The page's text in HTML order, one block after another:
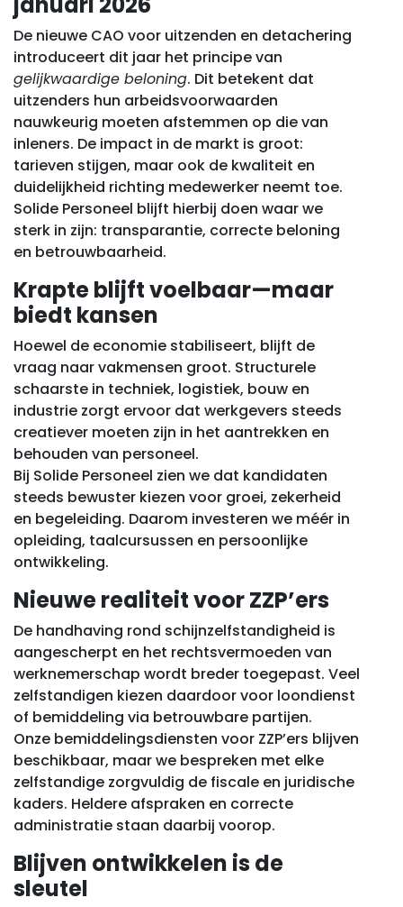
De nieuwe CAO voor uitzenden en detachering
introduceert dit jaar het principe van
gelijkwaardige beloning. Dit betekent dat
uitzenders hun arbeidsvoorwaarden
nauwkeurig moeten afstemmen op die van
inleners. De impact in de markt is groot:
tarieven stijgen, maar ook de kwaliteit en
duidelijkheid richting medewerker neemt toe.
Solide Personeel blijft hierbij doen waar we
sterk in zijn: transparantie, correcte beloning
en betrouwbaarheid.
Krapte blijft voelbaar—maar
biedt kansen
Hoewel de economie stabiliseert, blijft de
vraag naar vakmensen groot. Structurele
schaarste in techniek, logistiek, bouw en
industrie zorgt ervoor dat werkgevers steeds
creatiever moeten zijn in het aantrekken en
behouden van personeel.
Bij Solide Personeel zien we dat kandidaten
steeds bewuster kiezen voor groei, zekerheid
en begeleiding. Daarom investeren we méér in
opleiding, taalcursussen en persoonlijke
ontwikkeling.
Nieuwe realiteit voor ZZP’ers
De handhaving rond schijnzelfstandigheid is
aangescherpt en het rechtsvermoeden van
werknemerschap wordt breder toegepast. Veel
zelfstandigen kiezen daardoor voor loondienst
of bemiddeling via betrouwbare partijen.
Onze bemiddelingsdiensten voor ZZP’ers blijven
beschikbaar, maar we bespreken met elke
zelfstandige zorgvuldig de fiscale en juridische
kaders. Heldere afspraken en correcte
administratie staan daarbij voorop.
Blijven ontwikkelen is de
sleutel